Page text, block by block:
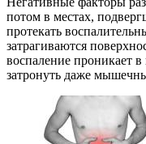
потом в местах,
протекать
затрагиваются
воспаление проникает
затронуть даже